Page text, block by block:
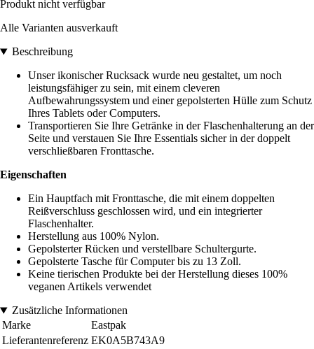
Produkt nicht verfügbar
Alle Varianten ausverkauft
Beschreibung
Unser ikonischer Rucksack wurde neu gestaltet, um noch
leistungsfähiger zu sein, mit einem cleveren
Aufbewahrungssystem und einer gepolsterten Hülle zum Schutz
Ihres Tablets oder Computers.
Transportieren Sie Ihre Getränke in der Flaschenhalterung an der
Seite und verstauen Sie Ihre Essentials sicher in der doppelt
verschließbaren Fronttasche.
Eigenschaften
Ein Hauptfach mit Fronttasche, die mit einem doppelten
Reißverschluss geschlossen wird, und ein integrierter
Flaschenhalter.
Herstellung aus 100% Nylon.
Gepolsterter Rücken und verstellbare Schultergurte.
Gepolsterte Tasche für Computer bis zu 13 Zoll.
Keine tierischen Produkte bei der Herstellung dieses 100%
veganen Artikels verwendet
Zusätzliche Informationen
Marke
Eastpak
Lieferantenreferenz EK0A5B743A9